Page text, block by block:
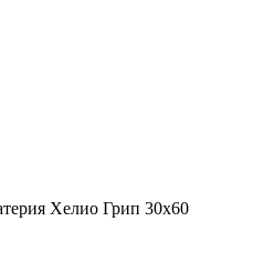
Хелио Грип 30х60